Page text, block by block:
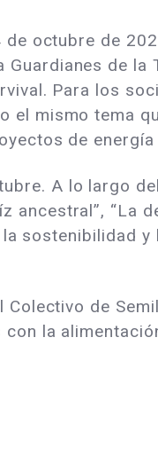
octubre de
de la
Para los
el mismo tema
de energía
A lo largo
ancestral”, “La
sostenibilidad
de
la